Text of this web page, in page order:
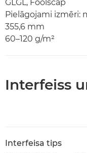
GLGL, Foolscap
Pielāgojami izmēri:
355,6 mm
60–120 g/m²
Interfeiss
Interfeisa tips